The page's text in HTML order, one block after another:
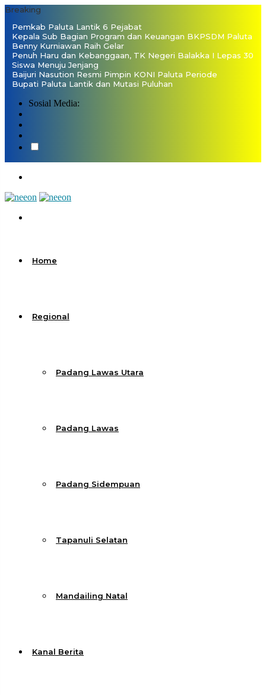
Breaking
Pemkab Paluta Lantik 6 Pejabat
Kepala Sub Bagian Program dan Keuangan BKPSDM Paluta
Benny Kurniawan Raih Gelar
Penuh Haru dan Kebanggaan, TK Negeri Balakka I Lepas 30
Siswa Menuju Jenjang
Baijuri Nasution Resmi Pimpin KONI Paluta Periode
Bupati Paluta Lantik dan Mutasi Puluhan
Sosial Media:
Home
Regional
Padang Lawas Utara
Padang Lawas
Padang Sidempuan
Tapanuli Selatan
Mandailing Natal
Kanal Berita